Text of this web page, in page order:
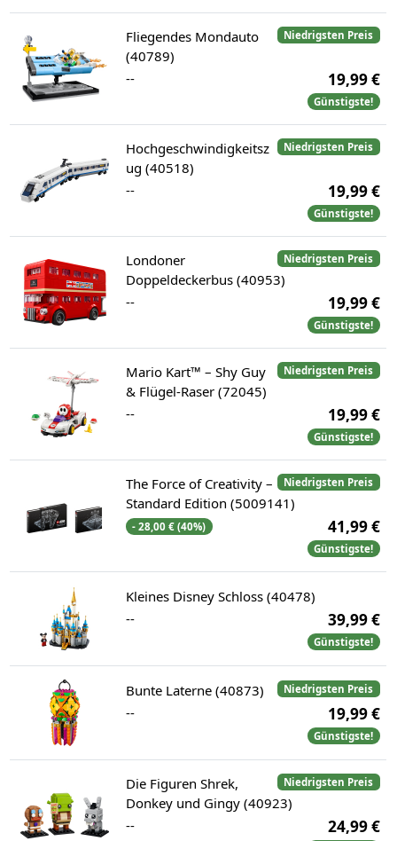
Niedrigsten Preis
Fliegendes Mondauto
(40789)
--
19,99 €
Günstigste!
Niedrigsten Preis
Hochgeschwindigkeitsz
ug (40518)
--
19,99 €
Günstigste!
Niedrigsten Preis
Londoner
Doppeldeckerbus (40953)
--
19,99 €
Günstigste!
Niedrigsten Preis
Mario Kart™ – Shy Guy
& Flügel-Raser (72045)
--
19,99 €
Günstigste!
Niedrigsten Preis
The Force of Creativity –
Standard Edition (5009141)
- 28,00 € (40%) 41,99 €
Günstigste!
Kleines Disney Schloss (40478)
--
39,99 €
Günstigste!
Niedrigsten Preis
Bunte Laterne (40873)
--
19,99 €
Günstigste!
Niedrigsten Preis
Die Figuren Shrek,
Donkey und Gingy (40923)
--
24,99 €